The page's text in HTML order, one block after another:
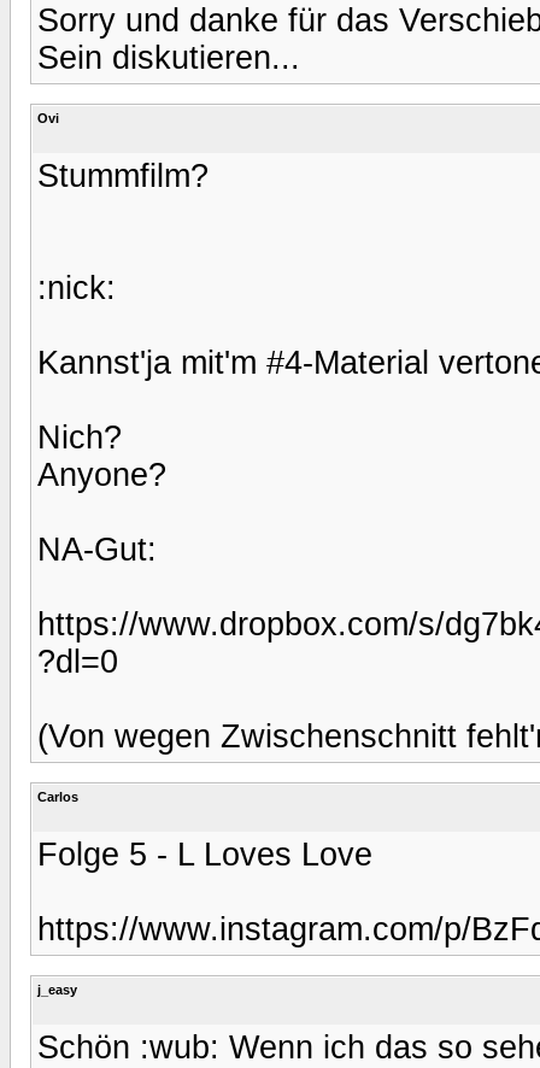
Sorry und danke für das
Sein diskutieren...
Ovi
Stummfilm?
:nick:
Kannst'ja mit'm #4-Material
Nich?
Anyone?
NA-Gut:
https://www.dropbox.com/s/
?dl=0
(Von wegen Zwischenschnitt
Carlos
Folge 5 - L Loves Love
https://www.instagram.com/p/
j_easy
Schön :wub: Wenn ich das so